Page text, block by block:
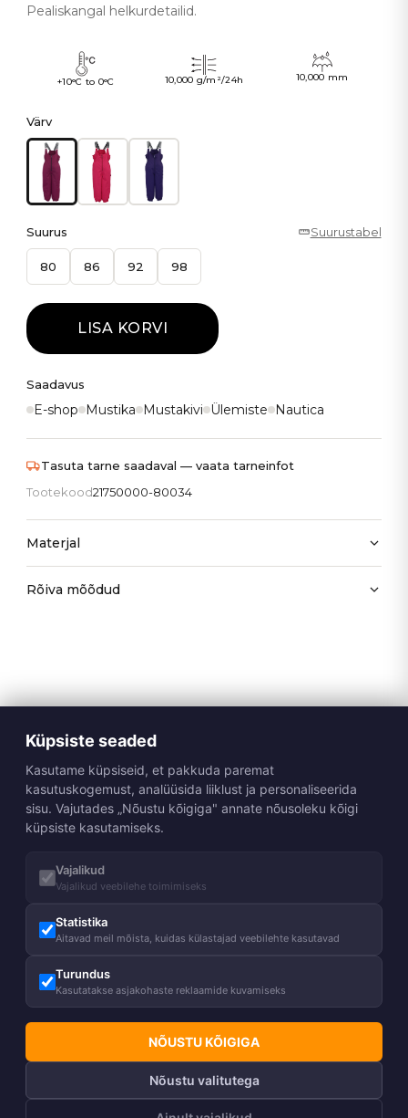
Pealiskangal helkurdetailid.
+10°C to 0°C 10,000 g/m²/24h 10,000 mm
Värv
Suurus Suurustabel
80 86 92 98
LISA KORVI
Saadavus
E-shop Mustika Mustakivi Ülemiste Nautica
Tasuta tarne saadaval — vaata tarneinfot
Tootekood21750000-80034
Materjal
Rõiva mõõdud
Küpsiste seaded
Kasutame küpsiseid, et pakkuda paremat
kasutuskogemust, analüüsida liiklust ja personaliseerida
sisu. Vajutades „Nõustu kõigiga" annate nõusoleku kõigi
küpsiste kasutamiseks.
Vajalikud
Vajalikud veebilehe toimimiseks
Statistika
Aitavad meil mõista, kuidas külastajad veebilehte kasutavad
Turundus
Kasutatakse asjakohaste reklaamide kuvamiseks
NÕUSTU KÕIGIGA
Nõustu valitutega